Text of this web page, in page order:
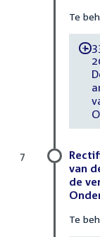
Te
-
van
de
Te
7